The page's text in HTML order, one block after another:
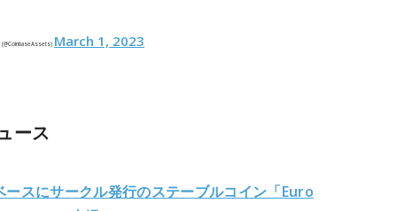
March 1, 2023
ース
ースにサークル発行のステーブルコイン「Euro